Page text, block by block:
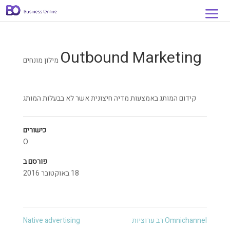
Outbound Marketing מילון מונחים
קידום המותג באמצעות מדיה חיצונית אשר לא בבעלות המותג
כישורים
O
פורסם ב
18 באוקטובר 2016
Native advertising Omnichannel רב ערוציות